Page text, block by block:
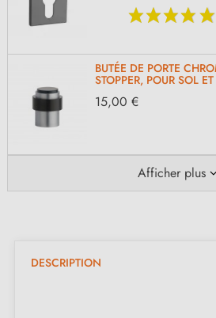
BUTÉE DE PORTE
STOPPER, POUR SOL
15,00 €
Afficher plus
DESCRIPTION